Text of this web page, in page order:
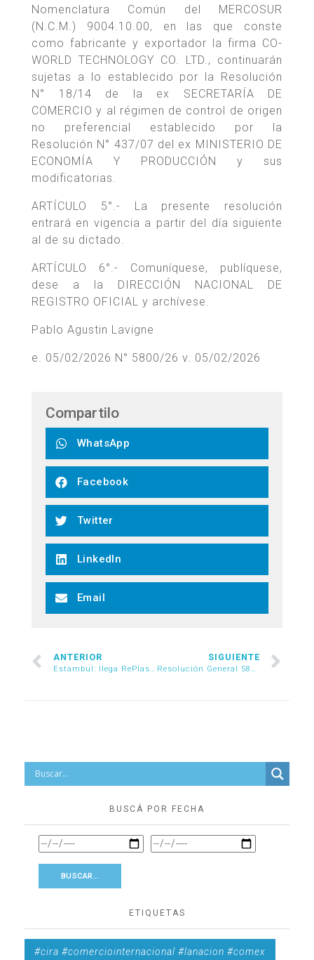
Nomenclatura Común del MERCOSUR
(N.C.M.) 9004.10.00, en las que conste
como fabricante y exportador la firma CO-
WORLD TECHNOLOGY CO. LTD., continuarán
sujetas a lo establecido por la Resolución
N° 18/14 de la ex SECRETARÍA DE
COMERCIO y al régimen de control de origen
no preferencial establecido por la
Resolución N° 437/07 del ex MINISTERIO DE
ECONOMÍA Y PRODUCCIÓN y sus
modificatorias.
ARTÍCULO 5°.- La presente resolución
entrará en vigencia a partir del día siguiente
al de su dictado.
ARTÍCULO 6°.- Comuníquese, publíquese,
dese a la DIRECCIÓN NACIONAL DE
REGISTRO OFICIAL y archívese.
Pablo Agustin Lavigne
e. 05/02/2026 N° 5800/26 v. 05/02/2026
Compartilo
WhatsApp
Facebook
Twitter
LinkedIn
Email
ANTERIOR
Estambul: llega RePlast Eurasia 2026
SIGUIENTE
Resolución General 5819/2026
BUSCÁ POR FECHA
ETIQUETAS
#cira #comerciointernacional #lanacion #comex